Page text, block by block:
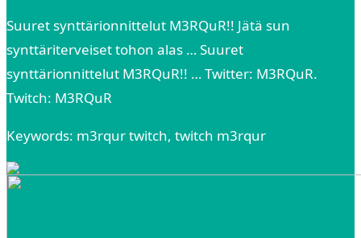
Suuret synttärionnittelut M3RQuR!! Jätä sun
synttäriterveiset tohon alas … Suuret
synttärionnittelut M3RQuR!! … Twitter: M3RQuR.
Twitch: M3RQuR
Keywords: m3rqur twitch, twitch m3rqur